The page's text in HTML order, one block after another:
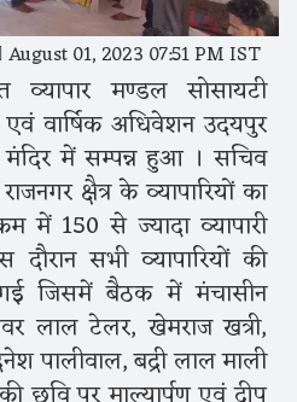
August 01, 2023 07:51 PM IST
मण्डल सोसायटी
वार्षिक अधिवेशन उदयपुर
मंदिर में सम्पन्न हुआ । सचिव
क्षैत्र के व्यापारियों का
में 150 से ज्यादा व्यापारी
सभी व्यापारियों की
जिसमें बैठक में मंचासीन
लाल टेलर, खेमराज खत्री,
पालीवाल, बद्री लाल माली